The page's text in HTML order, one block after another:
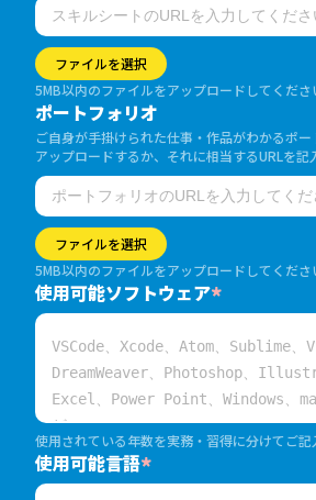
ファイルを選択
5MB以内のファイルをアップロードしてくださ
ポートフォリオ
ご自身が手掛けられた仕事・作品がわかるポ
アップロードするか、それに相当するURLを記
ファイルを選択
5MB以内のファイルをアップロードしてくださ
使用可能ソフトウェア*
使用されている年数を実務・習得に分けてご記
使用可能言語*